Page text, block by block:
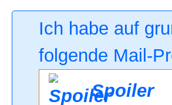
Ich habe auf
folgende Mail-
Spoiler